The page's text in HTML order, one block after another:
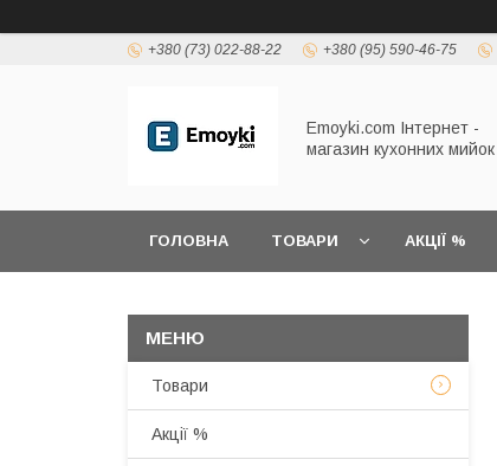
+380 (73) 022-88-22 +380 (95) 590-46-75
Emoyki.com Інтернет -
магазин кухонних мийок
ГОЛОВНА ТОВАРИ АКЦІЇ %
Товари
Акції %